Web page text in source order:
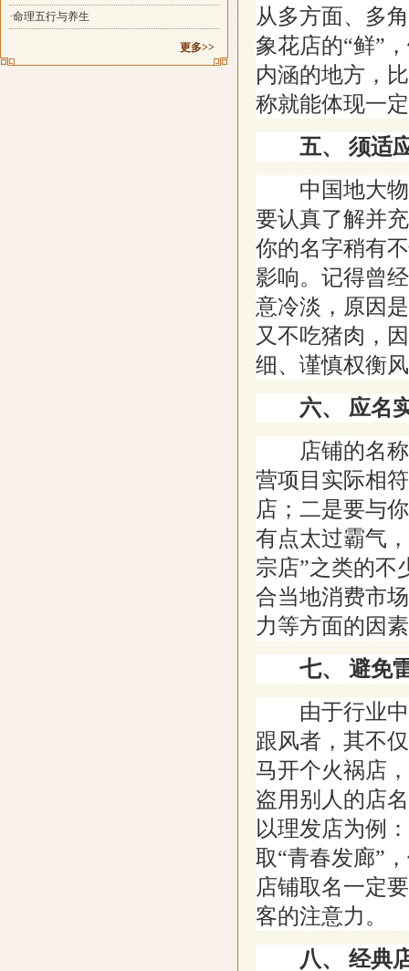
·命理五行与养生
更多>>
从多方面、多
象花店的“鲜”
内涵的地方，
称就能体现一
五、 须适
中国地大物
要认真了解并
你的名字稍有
影响。记得曾
意冷淡，原因
又不吃猪肉，
细、谨慎权衡
六、 应名
店铺的名称
营项目实际相
店；二是要与
有点太过霸气
宗店”之类的不
合当地消费市
力等方面的因
七、 避免
由于行业中
跟风者，其不
马开个火祸店
盗用别人的店
以理发店为例
取“青春发廊”
店铺取名一定
客的注意力。
八、 经典